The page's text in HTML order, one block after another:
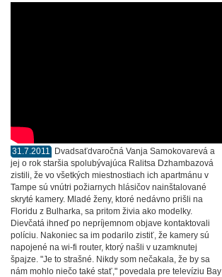
31.7.2011
Dvadsaťdvaročná Vanja Samokovarevá a
jej o rok staršia spolubývajúca Ralitsa Dzhambazová
zistili, že vo všetkých miestnostiach ich apartmánu v
Tampe sú vnútri požiarnych hlásičov nainštalované
skryté kamery. Mladé ženy, ktoré nedávno prišli na
Floridu z Bulharka, sa pritom živia ako modelky.
Dievčatá ihneď po nepríjemnom objave kontaktovali
políciu. Nakoniec sa im podarilo zistiť, že kamery sú
napojené na wi-fi router, ktorý našli v uzamknutej
špajze. "Je to strašné. Nikdy som nečakala, že by sa
nám mohlo niečo také stať," povedala pre televíziu Bay